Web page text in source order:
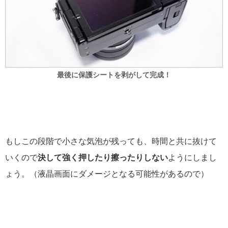
最後に保護シートを剥がして完成！
もしこの段階で小さな気泡が残っても、時間と共に抜けて
いくので決して強く押したり擦ったりしないようにしまし
ょう。（液晶画面にダメージとなる可能性があるので）